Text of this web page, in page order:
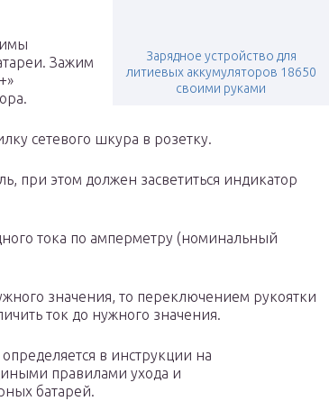
Зарядное устройство для
литиевых аккумуляторов 18650
своими руками
Зажим
сетевого шкура в розетку.
при этом должен засветиться индикатор
тока по амперметру (номинальный
значения, то переключением рукоятки
ток до нужного значения.
в инструкции на
правилами ухода и
батарей.